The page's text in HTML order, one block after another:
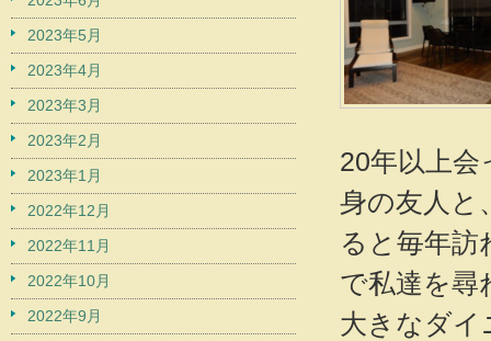
20年以上
身の友人と
ると毎年訪
で私達を尋
大きなダイ
2023年5月
2023年4月
2023年3月
2023年2月
2023年1月
2022年12月
2022年11月
2022年10月
2022年9月